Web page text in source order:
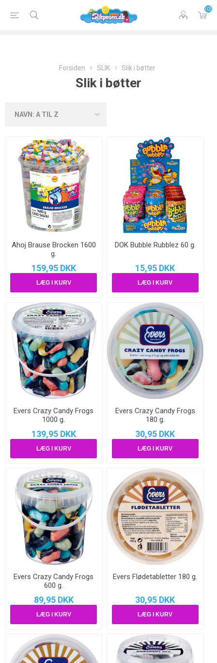
(0)
Forsiden SLIK Slik i bøtter
Slik i bøtter
Ahoj Brause Brocken 1600
g.
159,95 DKK
DOK Bubble Rubblez 60 g.
15,95 DKK
Evers Crazy Candy Frogs
1000 g.
139,95 DKK
Evers Crazy Candy Frogs
180 g.
30,95 DKK
Evers Crazy Candy Frogs
600 g.
89,95 DKK
Evers Flødetabletter 180 g.
30,95 DKK